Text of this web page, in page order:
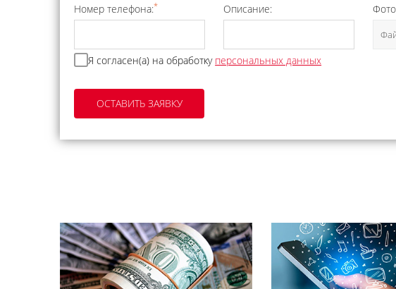
Номер телефона:* Описание:
Я согласен(а) на обработку персональных данных